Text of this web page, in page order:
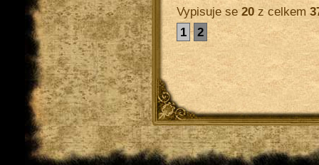
Vypisuje se20z celkem
1
2